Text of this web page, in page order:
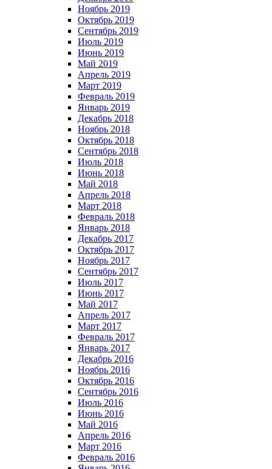
Ноябрь 2019
Октябрь 2019
Сентябрь 2019
Июль 2019
Июнь 2019
Май 2019
Апрель 2019
Март 2019
Февраль 2019
Январь 2019
Декабрь 2018
Ноябрь 2018
Октябрь 2018
Сентябрь 2018
Июль 2018
Июнь 2018
Май 2018
Апрель 2018
Март 2018
Февраль 2018
Январь 2018
Декабрь 2017
Октябрь 2017
Ноябрь 2017
Сентябрь 2017
Июль 2017
Июнь 2017
Май 2017
Апрель 2017
Март 2017
Февраль 2017
Январь 2017
Декабрь 2016
Ноябрь 2016
Октябрь 2016
Сентябрь 2016
Июль 2016
Июнь 2016
Май 2016
Апрель 2016
Март 2016
Февраль 2016